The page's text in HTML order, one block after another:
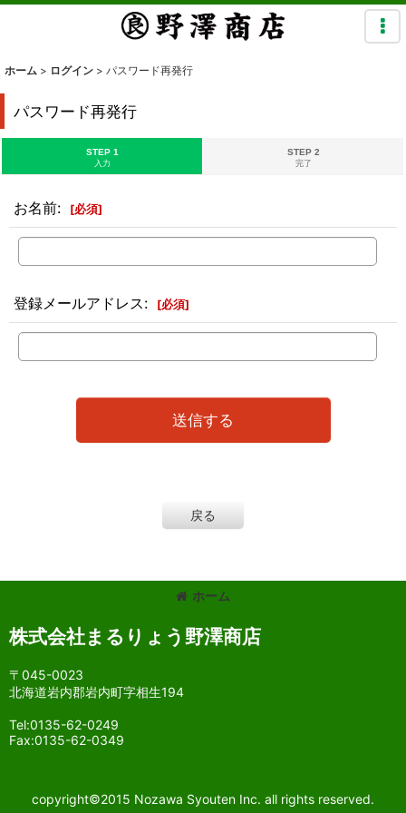
ホーム > ログイン > パスワード再発行
パスワード再発行
STEP 1
入力
STEP 2
完了
お名前: [必須]
登録メールアドレス: [必須]
送信する
戻る
ホーム
株式会社まるりょう野澤商店
〒045-0023
北海道岩内郡岩内町字相生194
Tel:0135-62-0249
Fax:0135-62-0349
copyright©2015 Nozawa Syouten Inc. all rights reserved.